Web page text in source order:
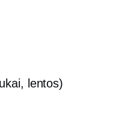
lentos)